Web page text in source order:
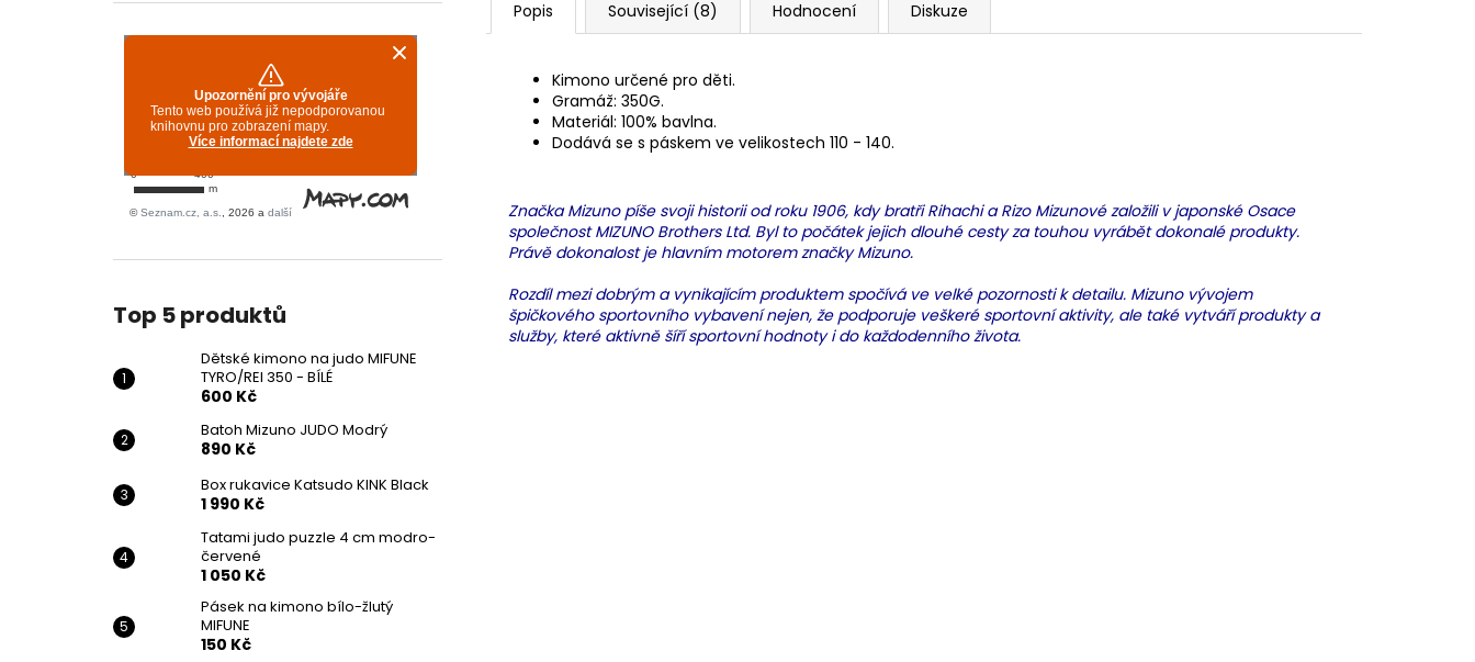
Top 5 produktů
Dětské kimono na judo MIFUNE
TYRO/REI 350 - BÍLÉ
600 Kč
Batoh Mizuno JUDO Modrý
890 Kč
Box rukavice Katsudo KINK Black
1 990 Kč
Tatami judo puzzle 4 cm modro-
červené
1 050 Kč
Pásek na kimono bílo-žlutý
MIFUNE
150 Kč
Popis Související (8) Hodnocení Diskuze
Kimono určené pro děti.
Gramáž: 350G.
Materiál: 100% bavlna.
Dodává se s páskem ve velikostech 110 - 140.
Značka Mizuno píše svoji historii od roku 1906, kdy bratři Rihachi a Rizo Mizunové založili v japonské Osace
společnost MIZUNO Brothers Ltd. Byl to počátek jejich dlouhé cesty za touhou vyrábět dokonalé produkty.
Právě dokonalost je hlavním motorem značky Mizuno.
Rozdíl mezi dobrým a vynikajícím produktem spočívá ve velké pozornosti k detailu. Mizuno vývojem
špičkového sportovního vybavení nejen, že podporuje veškeré sportovní aktivity, ale také vytváří produkty a
služby, které aktivně šíří sportovní hodnoty i do každodenního života.